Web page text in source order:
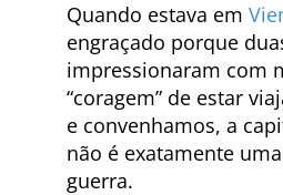
Quando estava em
engraçado porque
impressionaram com
“coragem” de estar
e convenhamos, a
não é exatamente
guerra.